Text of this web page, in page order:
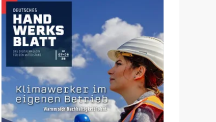
Ausgaben